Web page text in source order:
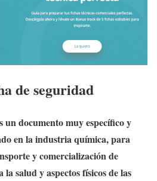
de seguridad
un documento muy específico y
en la industria química, para
y comercialización de
la salud y aspectos físicos de las